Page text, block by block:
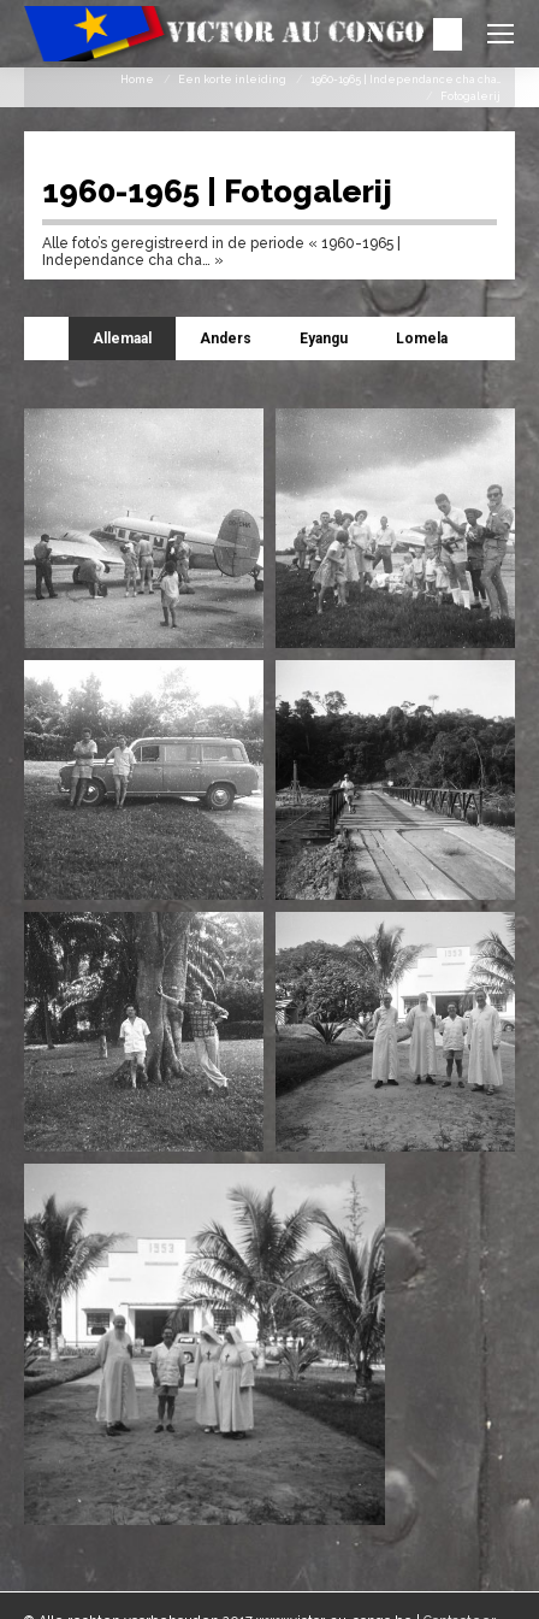
Search:
Home Een korte inleiding
1960-1965 | Independance cha cha…
Fotogalerij
1960-1965 | Fotogalerij
Alle foto’s geregistreerd in de periode « 1960-1965 |
Independance cha cha… »
Allemaal Anders Eyangu Lomela